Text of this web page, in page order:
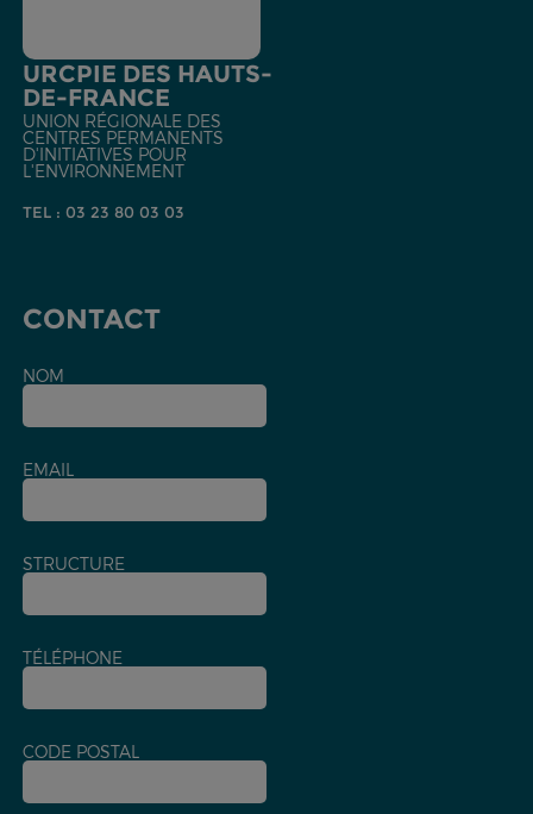
URCPIE DES HAUTS-
DE-FRANCE
UNION RÉGIONALE DES
CENTRES PERMANENTS
D'INITIATIVES POUR
L'ENVIRONNEMENT
TEL : 03 23 80 03 03
CONTACT
NOM
EMAIL
STRUCTURE
TÉLÉPHONE
CODE POSTAL